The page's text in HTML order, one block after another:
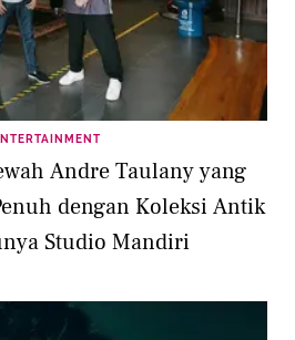
Andre Taulany yang
dengan Koleksi Antik
Studio Mandiri